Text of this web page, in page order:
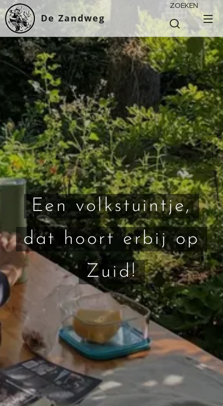
De Zandweg
ZOEKEN
Een volkstuintje,
dat hoort erbij op
Zuid!